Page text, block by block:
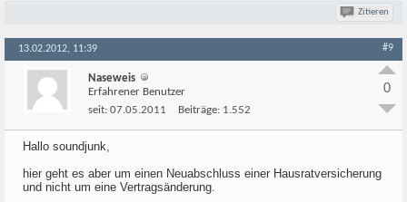
Zitieren
13.02.2012, 11:39 #9
Naseweis
Erfahrener Benutzer
seit: 07.05.2011 Beiträge: 1.552
0
Hallo soundjunk,
hier geht es aber um einen Neuabschluss einer Hausratversicherung
und nicht um eine Vertragsänderung.